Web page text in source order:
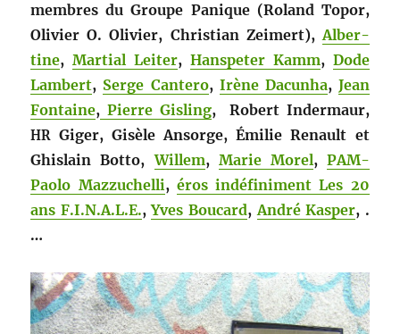
mem­bres du Groupe Panique (Roland Topor,
Olivi­er O. Olivi­er, Chris­t­ian Zeimert),Alber­
tine,Mar­tial Leit­er, Hanspeter Kamm, Dode
Lam­bert, Serge Can­tero, Irène Dacun­ha, Jean
Fontaine, Pierre Gis­ling, Robert Inder­maur,
HRGiger, Gisèle Ansorge, Émi­lie Renault et
Ghis­lain Bot­to,Willem, Marie Morel, PAM-
Pao­lo Maz­zuchel­li, éros indéfin­i­ment Les 20
ans F.I.N.A.L.E.,Yves Bou­card,André Kasper, .
…